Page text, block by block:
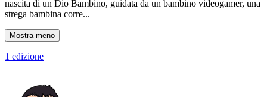
nascita di un Dio Bambino, guidata da un bambino videogamer, una
strega bambina corre...
Mostra meno
1 edizione